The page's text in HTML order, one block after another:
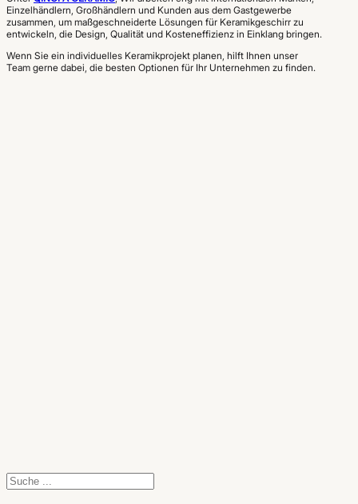
Einzelhändlern, Großhändlern und Kunden aus dem Gastgewerbe
zusammen, um maßgeschneiderte Lösungen für Keramikgeschirr zu
entwickeln, die Design, Qualität und Kosteneffizienz in Einklang bringen.
Wenn Sie ein individuelles Keramikprojekt planen, hilft Ihnen unser
Team gerne dabei, die besten Optionen für Ihr Unternehmen zu finden.
Suchen